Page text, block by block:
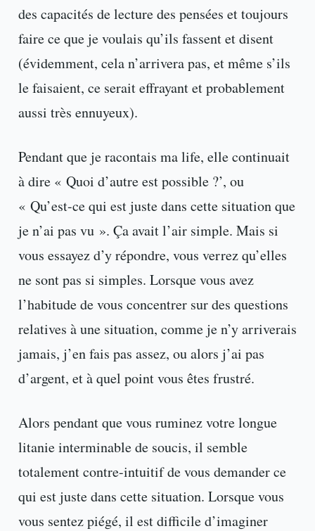
des capacités de lecture des pensées et toujours
faire ce que je voulais qu’ils fassent et disent
(évidemment, cela n’arrivera pas, et même s’ils
le faisaient, ce serait effrayant et probablement
aussi très ennuyeux).
Pendant que je racontais ma life, elle continuait
à dire « Quoi d’autre est possible ?’, ou
« Qu’est-ce qui est juste dans cette situation que
je n’ai pas vu ». Ça avait l’air simple. Mais si
vous essayez d’y répondre, vous verrez qu’elles
ne sont pas si simples. Lorsque vous avez
l’habitude de vous concentrer sur des questions
relatives à une situation, comme je n’y arriverais
jamais, j’en fais pas assez, ou alors j’ai pas
d’argent, et à quel point vous êtes frustré.
Alors pendant que vous ruminez votre longue
litanie interminable de soucis, il semble
totalement contre-intuitif de vous demander ce
qui est juste dans cette situation. Lorsque vous
vous sentez piégé, il est difficile d’imaginer